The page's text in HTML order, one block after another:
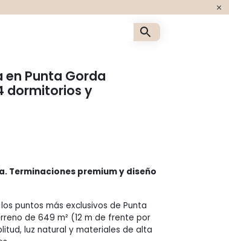
en Punta Gorda
dormitorios y
Terminaciones premium y diseño
puntos más exclusivos de Punta
de 649 m² (12 m de frente por
luz natural y materiales de alta